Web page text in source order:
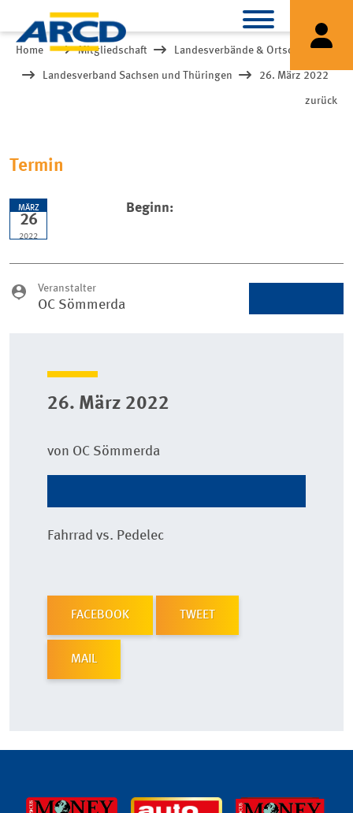
Home Mitgliedschaft Landesverbände & Ortsclubs
Landesverband Sachsen und Thüringen 26. März 2022
zurück
26. März 2022
von OC Sömmerda
Fahrrad vs. Pedelec
FACEBOOK TWEET
MAIL
Termin
MÄRZ
26
2022
Beginn:
Veranstalter
OC Sömmerda